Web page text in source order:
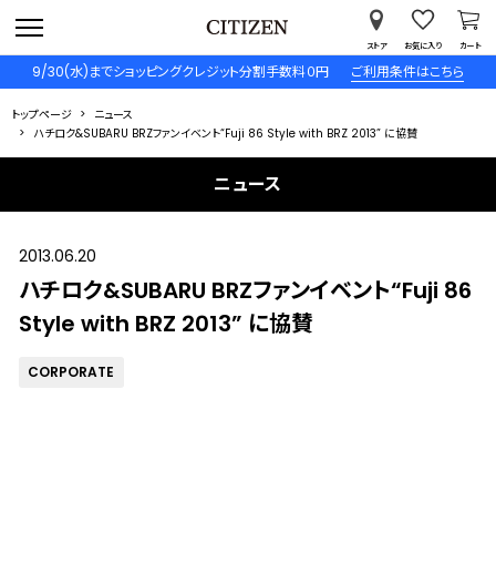
9/30(水)までショッピングクレジット分割手数料０円 ご利用条件はこちら
ストア お気に入り カート
トップページ
ニュース
ハチロク&SUBARU BRZファンイベント“Fuji 86 Style with BRZ 2013” に協賛
ニュース
2013.06.20
ハチロク&SUBARU BRZファンイベント“Fuji 86
Style with BRZ 2013” に協賛
CORPORATE